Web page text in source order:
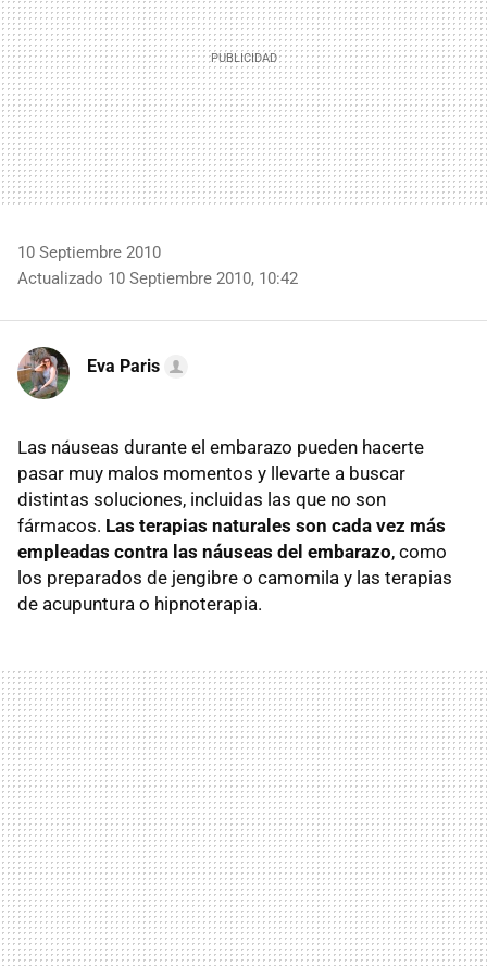
10 Septiembre 2010
Actualizado 10 Septiembre 2010, 10:42
Eva Paris
Las náuseas durante el embarazo pueden hacerte
pasar muy malos momentos y llevarte a buscar
distintas soluciones, incluidas las que no son
fármacos. Las terapias naturales son cada vez más
empleadas contra las náuseas del embarazo, como
los preparados de jengibre o camomila y las terapias
de acupuntura o hipnoterapia.